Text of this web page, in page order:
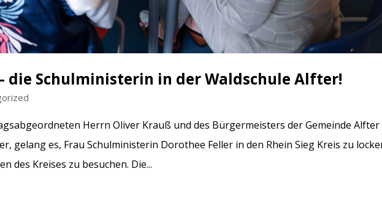
die Schulministerin in der Waldschule Alfter!
Herrn Oliver Krauß und des Bürgermeisters der Gemeinde Alfter
gelang es, Frau Schulministerin Dorothee Feller in den Rhein Sieg Kreis zu
des Kreises zu besuchen. Die...